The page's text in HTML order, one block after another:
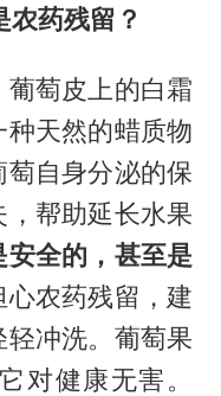
药残留？
萄皮上的白霜
天然的蜡质物
自身分泌的保
帮助延长水果
安全的，甚至是
心农药残留，建
冲洗。葡萄果
对健康无害。